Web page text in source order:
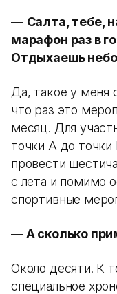
— Салта, тебе,
марафон раз в
Отдыхаешь
Да, такое у меня
что раз это
месяц. Для
точки А до точки
провести
с лета и помимо
спортивные
—А сколько
Около десяти. К
специальное